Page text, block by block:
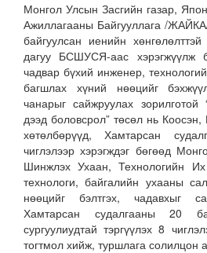
Монгол Улсын Засгийн газар,
Ажиллагааны Байгууллага /
байгуулсан иенийн
дагуу БСШУСЯ-аас хэрэгжүүлж
чадвар бүхий инженер,
багшлах хүний нөөцийг
чанарыг сайжруулах зорилготой
дээд боловсрол” төсөл нь
хөтөлбөрүүд, Хамтарсан
чиглэлээр хэрэгждэг бөгөөд
Шинжлэх Ухаан, Технологийн
технологи, байгалийн ухааны
нөөцийг бэлтгэх, чадавхыг
Хамтарсан судалгааны 20
сургуулиудтай тэргүүлэх 8
тогтмол хийж, туршлага солилцон